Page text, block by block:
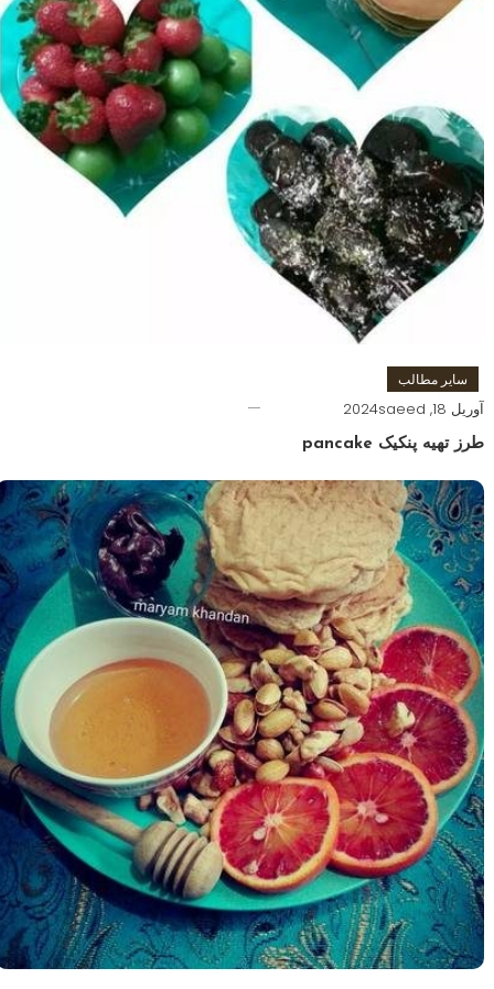
سایر مطالب
آوریل 18, 2024 saeed
طرز تهیه پنکیک pancake